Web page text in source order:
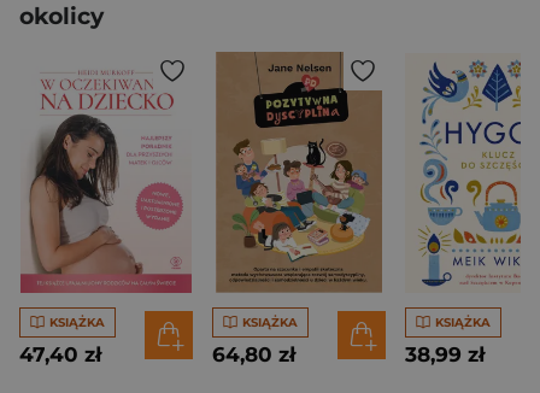
okolicy
KSIĄŻKA
47,40 zł
KSIĄŻKA
64,80 zł
KSIĄŻKA
38,99 zł